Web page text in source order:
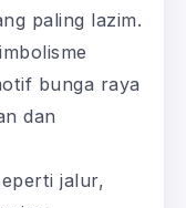
paling lazim.
bunga raya
dan
jalur,